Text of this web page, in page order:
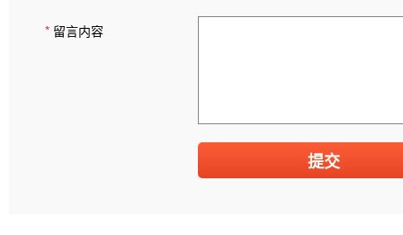
* 留言内容